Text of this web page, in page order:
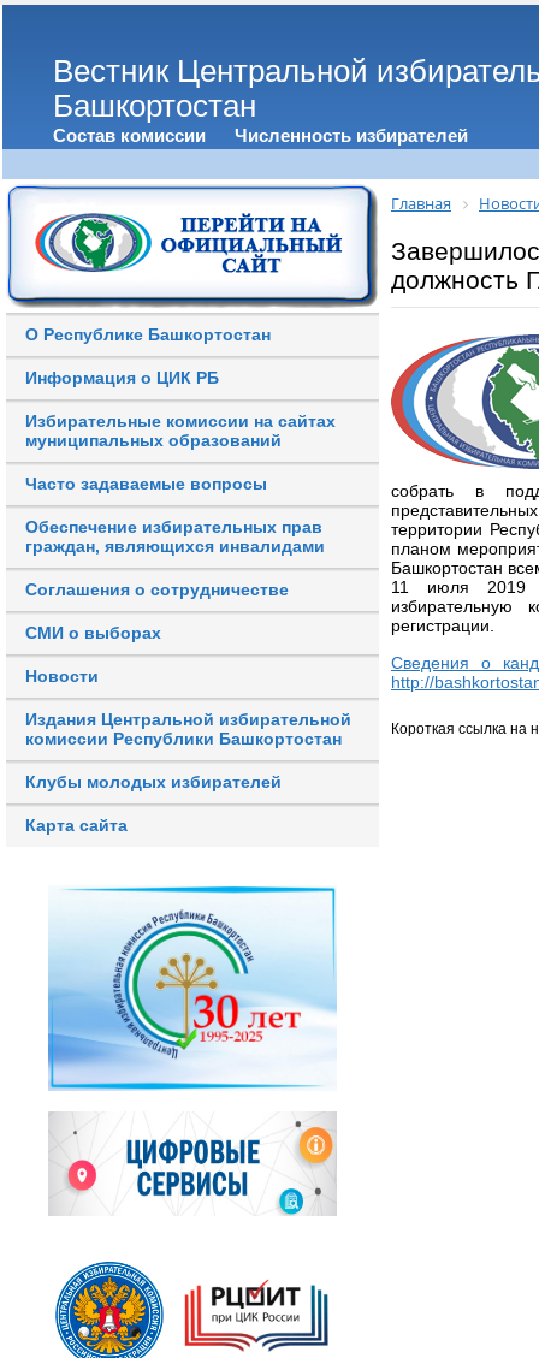
Вестник Центральной
Башкортостан
Состав комиссии Численность избирателей
О Республике Башкортостан
Информация о ЦИК РБ
Избирательные комиссии на сайтах
муниципальных образований
Часто задаваемые вопросы
Обеспечение избирательных прав
граждан, являющихся инвалидами
Соглашения о сотрудничестве
СМИ о выборах
Новости
Издания Центральной избирательной
комиссии Республики Башкортостан
Клубы молодых избирателей
Карта сайта
Главная
должность
собрать в
территории
планом
Башкортостан
11 июля 2019
избирательную
регистрации.
Сведения о
http://
Короткая ссылка на